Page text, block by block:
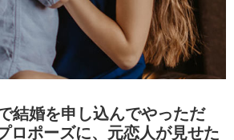
結婚を申し込んでやっただ
ロポーズに、元恋人が見せた